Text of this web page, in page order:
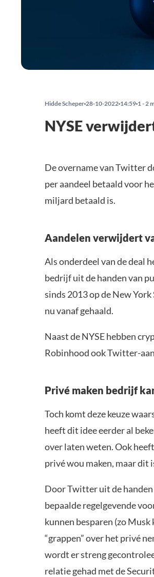
Hidde Scheper 28-10-2022 14:59 1 - 2
NYSE
De overname van Twitter
per aandeel betaald voor
miljard betaald is.
Aandelen verwijdert
Als onderdeel van de deal
bedrijf uit de handen van
sinds 2013 op de New York
nu vanaf gehaald.
Naast de NYSE hebben
Robinhood ook Twitter-
Privé maken bedrijf
Toch komt deze keuze
heeft dit idee eerder al
over laten weten. Ook
privé wou maken, maar dit
Door Twitter uit de
bepaalde regelgevende
kunnen besparen (zo
“grappen” over het privé
wordt er streng
relatie gehad met de